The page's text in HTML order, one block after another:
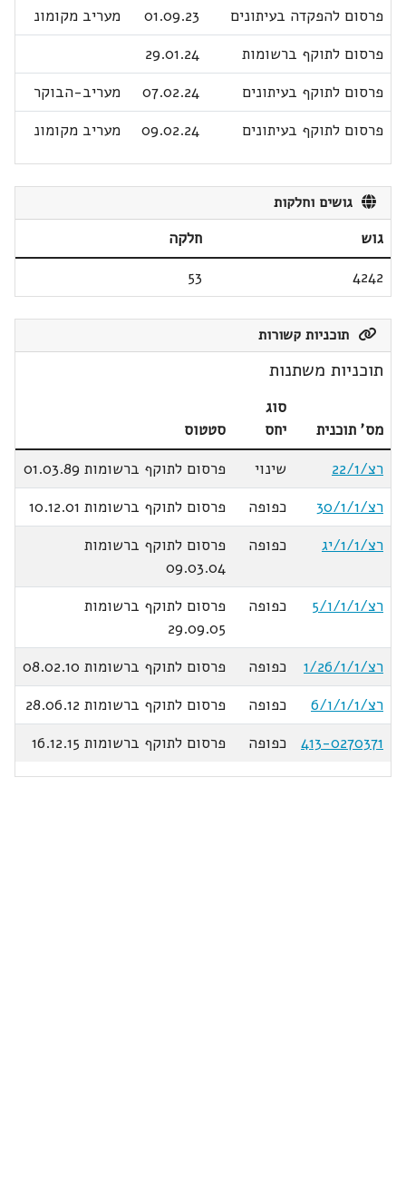
פרסום להפקדה בעיתונים
01.09.23
מעריב מקומונ
פרסום לתוקף ברשומות
29.01.24
פרסום לתוקף בעיתונים
07.02.24
מעריב-הבוקר
פרסום לתוקף בעיתונים
09.02.24 מעריב מקומונ
גושים וחלקות
גוש
חלקה
4242
53
תוכניות קשורות
תוכניות משתנות
מס' תוכנית
סוג
יחס
סטטוס
רצ/22/1
שינוי
פרסום לתוקף ברשומות 01.03.89
רצ/30/1/1
כפופה
פרסום לתוקף ברשומות 10.12.01
רצ/1/1/יג
כפופה
פרסום לתוקף ברשומות
09.03.04
רצ/1/1/ו/5
כפופה
פרסום לתוקף ברשומות
29.09.05
רצ/1/26/1/1
כפופה
פרסום לתוקף ברשומות 08.02.10
רצ/1/1/ו/6
כפופה
פרסום לתוקף ברשומות 28.06.12
413-0270371
כפופה פרסום לתוקף ברשומות 16.12.15